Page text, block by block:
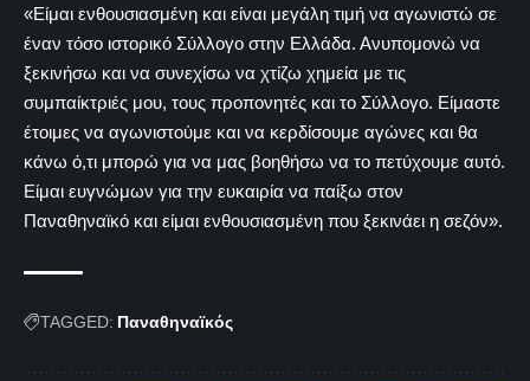
«Είμαι ενθουσιασμένη και είναι μεγάλη τιμή να αγωνιστώ σε
έναν τόσο ιστορικό Σύλλογο στην Ελλάδα. Ανυπομονώ να
ξεκινήσω και να συνεχίσω να χτίζω χημεία με τις
συμπαίκτριές μου, τους προπονητές και το Σύλλογο. Είμαστε
έτοιμες να αγωνιστούμε και να κερδίσουμε αγώνες και θα
κάνω ό,τι μπορώ για να μας βοηθήσω να το πετύχουμε αυτό.
Είμαι ευγνώμων για την ευκαιρία να παίξω στον
Παναθηναϊκό και είμαι ενθουσιασμένη που ξεκινάει η σεζόν».
TAGGED: Παναθηναϊκός